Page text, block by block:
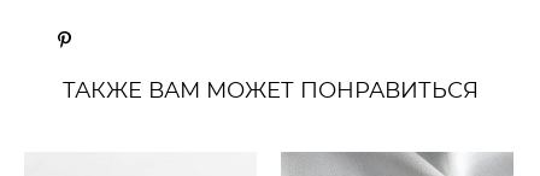
ТАКЖЕ ВАМ МОЖЕТ ПОНРАВИТЬСЯ